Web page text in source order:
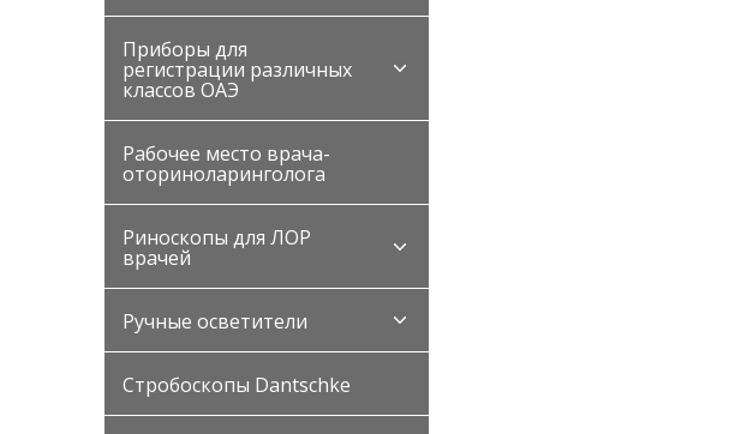
Приборы для
регистрации различных
классов ОАЭ
Рабочее место врача-
оториноларинголога
Риноскопы для ЛОР
врачей
Ручные осветители
Стробоскопы Dantschke